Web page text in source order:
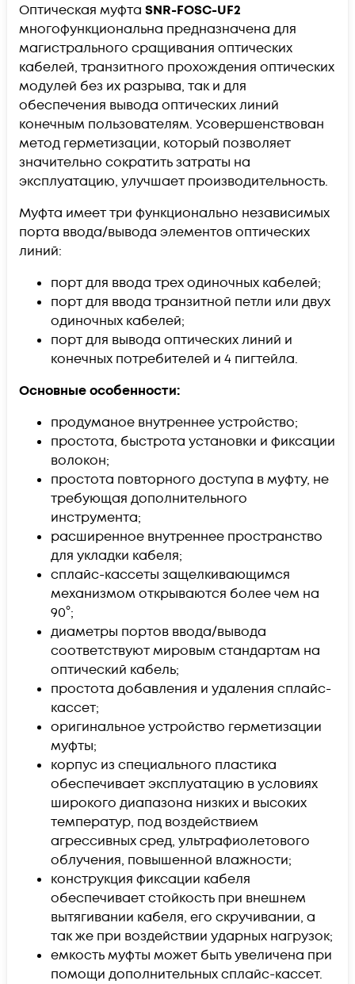
Оптическая муфта SNR-FOSC-UF2
многофункциональна предназначена для
магистрального сращивания оптических
кабелей, транзитного прохождения оптических
модулей без их разрыва, так и для
обеспечения вывода оптических линий
конечным пользователям. Усовершенствован
метод герметизации, который позволяет
значительно сократить затраты на
эксплуатацию, улучшает производительность.
Муфта имеет три функционально независимых
порта ввода/вывода элементов оптических
линий:
порт для ввода трех одиночных кабелей;
порт для ввода транзитной петли или двух
одиночных кабелей;
порт для вывода оптических линий и
конечных потребителей и 4 пигтейла.
Основные особенности:
продуманое внутреннее устройство;
простота, быстрота установки и фиксации
волокон;
простота повторного доступа в муфту, не
требующая дополнительного
инструмента;
расширенное внутреннее пространство
для укладки кабеля;
сплайс-кассеты защелкивающимся
механизмом открываются более чем на
90°;
диаметры портов ввода/вывода
соответствуют мировым стандартам на
оптический кабель;
простота добавления и удаления сплайс-
кассет;
оригинальное устройство герметизации
муфты;
корпус из специального пластика
обеспечивает эксплуатацию в условиях
широкого диапазона низких и высоких
температур, под воздействием
агрессивных сред, ультрафиолетового
облучения, повышенной влажности;
конструкция фиксации кабеля
обеспечивает стойкость при внешнем
вытягивании кабеля, его скручивании, а
так же при воздействии ударных нагрузок;
емкость муфты может быть увеличена при
помощи дополнительных сплайс-кассет.